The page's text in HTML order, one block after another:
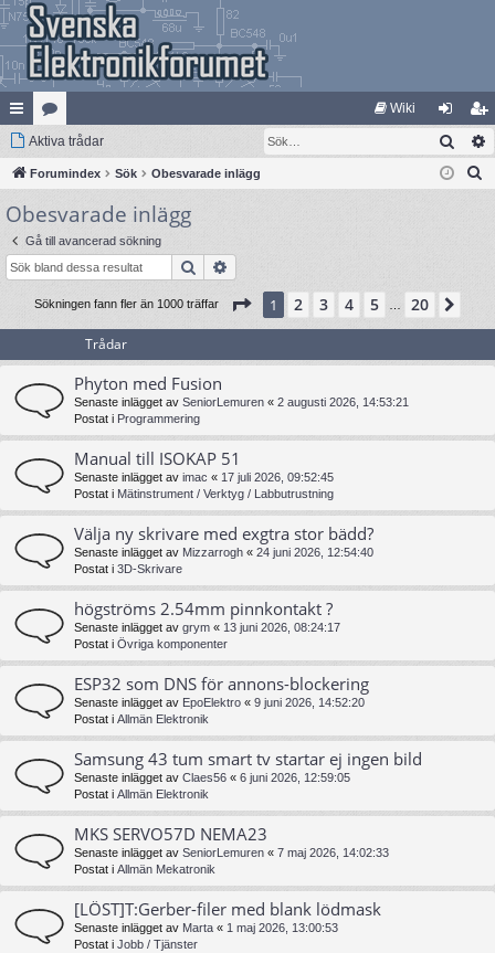
na
bb
lä
nk
ar
at
eg
ori
er
Wiki
og
ga
li
m
Aktiva trådar Sök
Forumindex Sök Obesvarade inlägg
Obesvarade inlägg
Gå till avancerad sökning
Sök
Sökningen fann fler än 1000 träffar Sida 1av20
1 2 3 4 5 20
Trådar
Phyton med Fusion
Senaste inlägget av SeniorLemuren « 2 augusti 2026, 14:53:21
Postat i Programmering
Manual till ISOKAP 51
Senaste inlägget av imac « 17 juli 2026, 09:52:45
Postat i Mätinstrument / Verktyg / Labbutrustning
Välja ny skrivare med exgtra stor bädd?
Senaste inlägget av Mizzarrogh « 24 juni 2026, 12:54:40
Postat i 3D-Skrivare
högströms 2.54mm pinnkontakt ?
Senaste inlägget av grym « 13 juni 2026, 08:24:17
Postat i Övriga komponenter
ESP32 som DNS för annons-blockering
Senaste inlägget av EpoElektro « 9 juni 2026, 14:52:20
Postat i Allmän Elektronik
Samsung 43 tum smart tv startar ej ingen bild
Senaste inlägget av Claes56 « 6 juni 2026, 12:59:05
Postat i Allmän Elektronik
MKS SERVO57D NEMA23
Senaste inlägget av SeniorLemuren « 7 maj 2026, 14:02:33
Postat i Allmän Mekatronik
[LÖST]T:Gerber-filer med blank lödmask
Senaste inlägget av Marta « 1 maj 2026, 13:00:53
Postat i Jobb / Tjänster